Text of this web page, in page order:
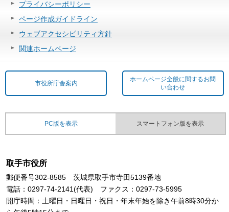
プライバシーポリシー
ページ作成ガイドライン
ウェブアクセシビリティ方針
関連ホームページ
市役所庁舎案内
ホームページ全般に関するお問
い合わせ
PC版を表示 スマートフォン版を表示
取手市役所
郵便番号302-8585 茨城県取手市寺田5139番地
電話：0297-74-2141(代表) ファクス：0297-73-5995
開庁時間：土曜日・日曜日・祝日・年末年始を除き午前8時30分か